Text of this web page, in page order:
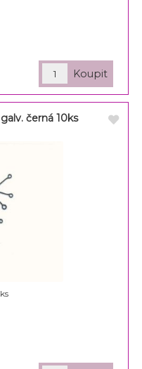
černá 10ks